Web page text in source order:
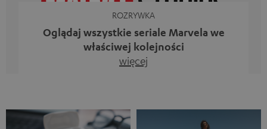
ROZRYWKA
Oglądaj wszystkie seriale Marvela we
właściwej kolejności
więcej
Marvela A gdyby…?, w którym rozgrywane są